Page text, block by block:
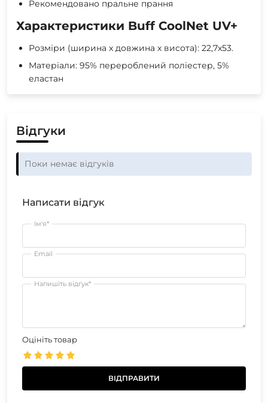
Рекомендовано пральне прання
Характеристики Buff CoolNet UV+
Розміри (ширина x довжина x висота): 22,7x53.
Матеріали: 95% перероблений поліестер, 5%
еластан
Відгуки
Поки немає відгуків
Написати відгук
Ім'я*
Email
Напишіть відгук*
Оцініть товар